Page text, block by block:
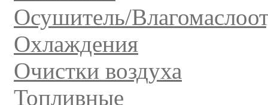
Осушитель/
Охлаждения
Очистки воздуха
Топливные